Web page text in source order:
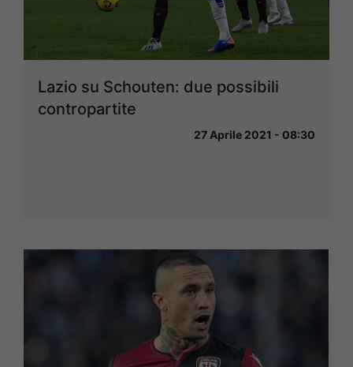
Lazio su Schouten: due possibili
contropartite
27 Aprile 2021 - 08:30